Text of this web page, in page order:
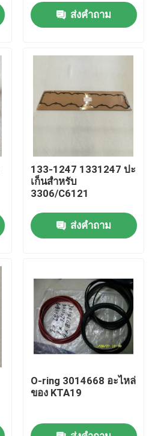
ส่งคำถาม
133-1247 1331247 ปะ
เก็นสำหรับ
3306/C6121
ส่งคำถาม
O-ring 3014668 อะไหล่
ของ KTA19